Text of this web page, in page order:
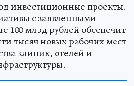
инвестиционные проекты.
с заявленными
100 млрд рублей обеспечит
тысяч новых рабочих мест
клиник, отелей и